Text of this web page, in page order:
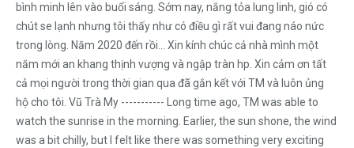
bình minh lên vào buổi sáng. Sớm nay, nắng tỏa lung linh, gió có
chút se lạnh nhưng tôi thấy như có điều gì rất vui đang náo nức
trong lòng. Năm 2020 đến rồi... Xin kính chúc cả nhà mình một
năm mới an khang thịnh vượng và ngập tràn hp. Xin cảm ơn tất
cả mọi người trong thời gian qua đã gắn kết với TM và luôn ủng
hộ cho tôi. Vũ Trà My ----------- Long time ago, TM was able to
watch the sunrise in the morning. Earlier, the sun shone, the wind
was a bit chilly, but I felt like there was something very exciting